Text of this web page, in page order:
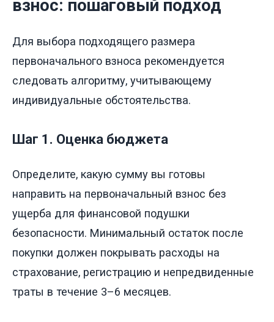
взнос: пошаговый подход
Для выбора подходящего размера
первоначального взноса рекомендуется
следовать алгоритму, учитывающему
индивидуальные обстоятельства.
Шаг 1. Оценка бюджета
Определите, какую сумму вы готовы
направить на первоначальный взнос без
ущерба для финансовой подушки
безопасности. Минимальный остаток после
покупки должен покрывать расходы на
страхование, регистрацию и непредвиденные
траты в течение 3–6 месяцев.